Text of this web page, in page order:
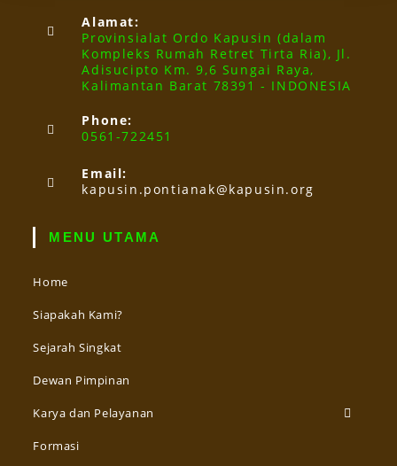
Alamat:
Provinsialat Ordo Kapusin (dalam
Kompleks Rumah Retret Tirta Ria), Jl.
Adisucipto Km. 9,6 Sungai Raya,
Kalimantan Barat 78391 - INDONESIA
Phone:
0561-722451
Email:
kapusin.pontianak@kapusin.org
MENU UTAMA
Home
Siapakah Kami?
Sejarah Singkat
Dewan Pimpinan
Karya dan Pelayanan
Formasi